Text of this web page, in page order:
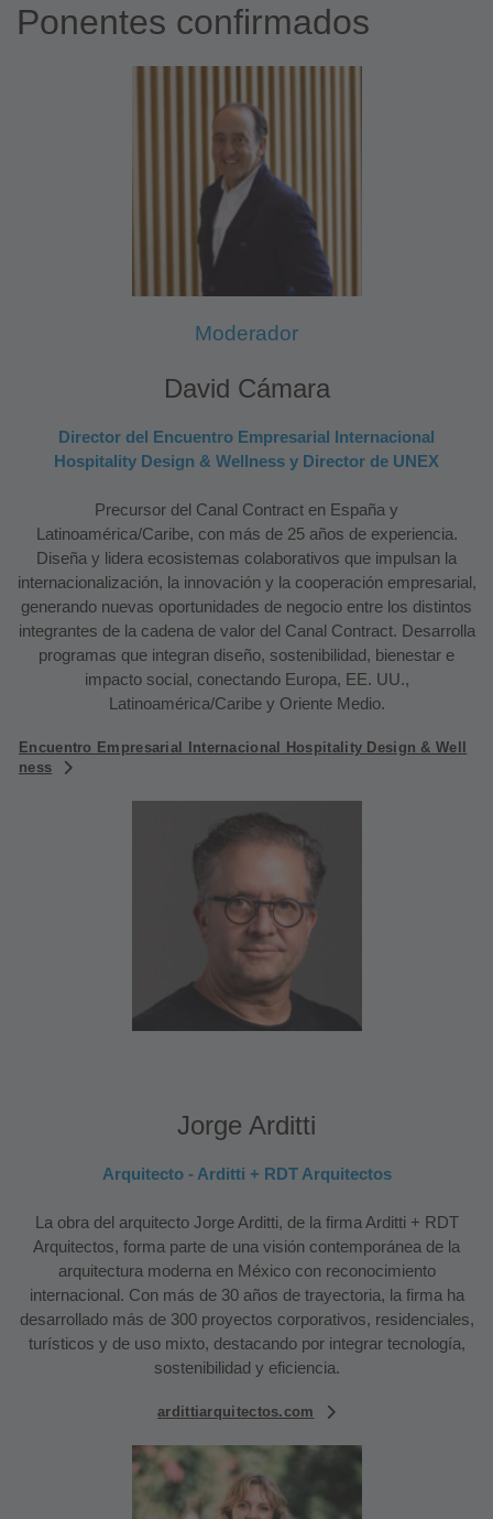
Ponentes confirmados
Moderador
David Cámara
Director del Encuentro Empresarial Internacional
Hospitality Design & Wellness y Director de UNEX
Precursor del Canal Contract en España y
Latinoamérica/Caribe, con más de 25 años de experiencia.
Diseña y lidera ecosistemas colaborativos que impulsan la
internacionalización, la innovación y la cooperación empresarial,
generando nuevas oportunidades de negocio entre los distintos
integrantes de la cadena de valor del Canal Contract. Desarrolla
programas que integran diseño, sostenibilidad, bienestar e
impacto social, conectando Europa, EE. UU.,
Latinoamérica/Caribe y Oriente Medio.
Encuentro Empresarial Internacional Hospitality Design & Well
ness
Jorge Arditti
Arquitecto - Arditti + RDT Arquitectos
La obra del arquitecto Jorge Arditti, de la firma Arditti + RDT
Arquitectos, forma parte de una visión contemporánea de la
arquitectura moderna en México con reconocimiento
internacional. Con más de 30 años de trayectoria, la firma ha
desarrollado más de 300 proyectos corporativos, residenciales,
turísticos y de uso mixto, destacando por integrar tecnología,
sostenibilidad y eficiencia.
ardittiarquitectos.com